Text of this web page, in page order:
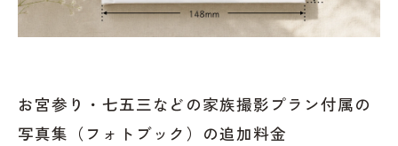
お宮参り・七五三などの家族撮影プラン付属の
写真集（フォトブック）の追加料金